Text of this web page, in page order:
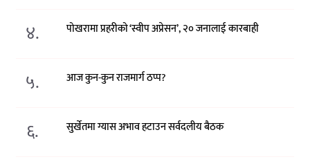
४. पोखरामा प्रहरीको ‘स्वीप अप्रेसन’, २० जनालाई कारबाही
५. आज कुन-कुन राजमार्ग ठप्प?
६. सुर्खेतमा ग्यास अभाव हटाउन सर्वदलीय बैठक